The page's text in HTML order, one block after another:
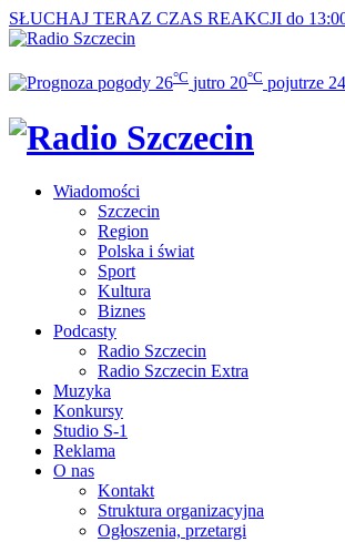
SŁUCHAJ TERAZ CZAS REAKCJI do
26°C jutro 20°C pojutrze 24
Wiadomości
Szczecin
Region
Polska i świat
Sport
Kultura
Biznes
Podcasty
Radio Szczecin
Radio Szczecin Extra
Muzyka
Konkursy
Studio S-1
Reklama
O nas
Kontakt
Struktura organizacyjna
Ogłoszenia, przetargi